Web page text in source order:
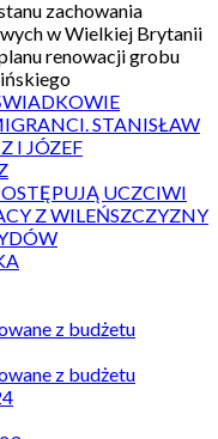
zachowania
w Wielkiej Brytanii
renowacji grobu
STANISŁAW
I JÓZEF
UCZCIWI
Z WILEŃSZCZYZNY
z budżetu
z budżetu